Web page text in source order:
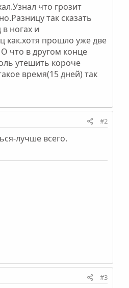
что грозит
так сказать
ногах и
как.хотя прошло уже две
что в другом конце
утешить короче
время(15 дней) так
#2
лучше всего.
#3